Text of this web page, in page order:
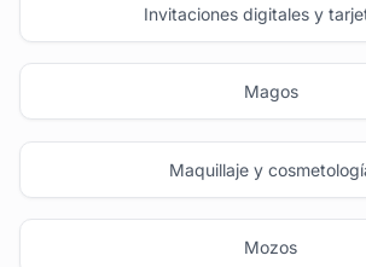
Invitaciones digitales y
Magos
Maquillaje y
Mozos